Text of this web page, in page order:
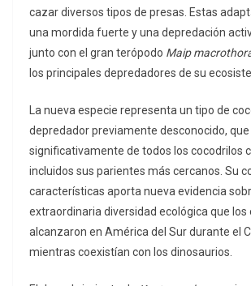
cazar diversos tipos de presas. Estas
una mordida fuerte y una depredación
junto con el gran terópodo Maip
los principales depredadores de su
La nueva especie representa un tipo de
depredador previamente desconocido,
significativamente de todos los cocodrilos
incluidos sus parientes más cercanos. Su
características aporta nueva evidencia
extraordinaria diversidad ecológica que los
alcanzaron en América del Sur durante el
mientras coexistían con los dinosaurios.